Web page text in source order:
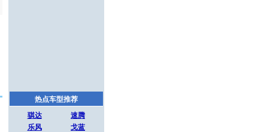
热点车型推荐
骐达
速腾
乐风
戈蓝